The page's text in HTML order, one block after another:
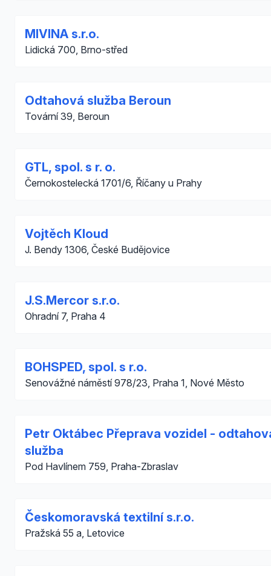
MIVINA s.r.o.
Lidická 700, Brno-střed
Odtahová služba Beroun
Tovární 39, Beroun
GTL, spol. s r. o.
Černokostelecká 1701/6, Říčany u Prahy
Vojtěch Kloud
J. Bendy 1306, České Budějovice
J.S.Mercor s.r.o.
Ohradní 7, Praha 4
BOHSPED, spol. s r.o.
Senovážné náměstí 978/23, Praha 1, Nové Město
Petr Oktábec Přeprava vozidel -
služba
Pod Havlínem 759, Praha-Zbraslav
Českomoravská textilní s.r.o.
Pražská 55 a, Letovice